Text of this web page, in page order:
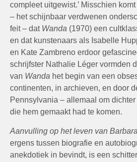
compleet uitgewist.’ Misschien komt
– het schijnbaar verdwenen
feit – dat Wanda (1970) een
en dat kunstenaars als Isabelle
en Kate Zambreno erdoor
schrijfster Nathalie Léger vormden
van Wanda het begin van een
continenten, in archieven, en door
Pennsylvania – allemaal om
die hem gemaakt had te komen.
Aanvulling op het leven van
ergens tussen biografie en
anekdotiek in bevindt, is een